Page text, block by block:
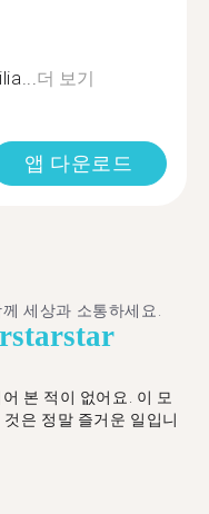
더 보기
앱 다운로드
세상과 소통하세요.
starstar
본 적이 없어요. 이 모
은 정말 즐거운 일입니